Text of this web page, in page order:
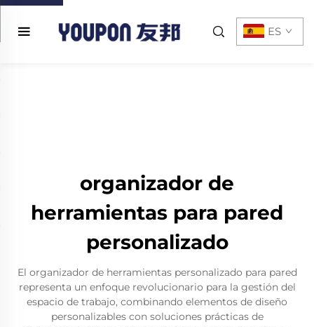
ES
organizador de
herramientas para pared
personalizado
El organizador de herramientas personalizado para pared
representa un enfoque revolucionario para la gestión del
espacio de trabajo, combinando elementos de diseño
personalizables con soluciones prácticas de